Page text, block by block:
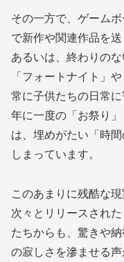
その一方で、ゲーム
で新作や関連作品を
あるいは、終わりの
「フォートナイト」
常に子供たちの日常
年に一度の「お祭り
は、埋めがたい「時
しまっています。
このあまりに残酷な
次々とリリースされ
たちからも、驚きや
の寂しさを滲ませる声